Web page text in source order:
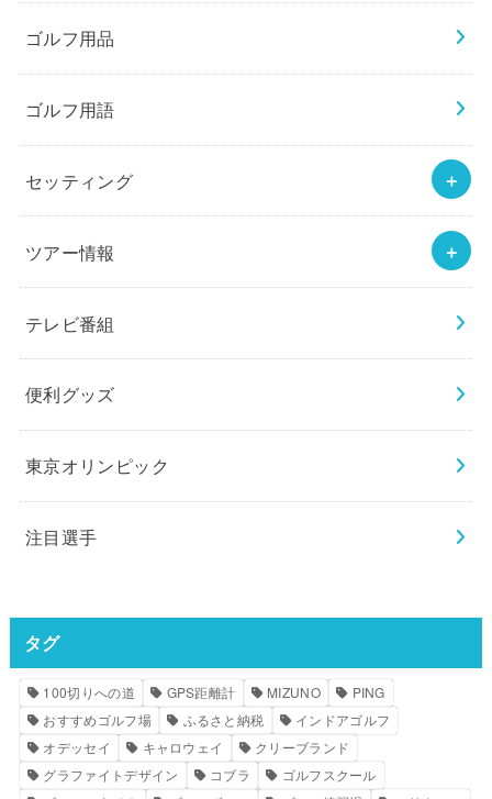
ゴルフ用品
ゴルフ用語
セッティング
ツアー情報
テレビ番組
便利グッズ
東京オリンピック
注目選手
タグ
100切りへの道 GPS距離計 MIZUNO
PING
おすすめゴルフ場
ふるさと納税
インドアゴルフ
オデッセイ
キャロウェイ
クリーブランド
グラファイトデザイン
コブラ
ゴルフスクール